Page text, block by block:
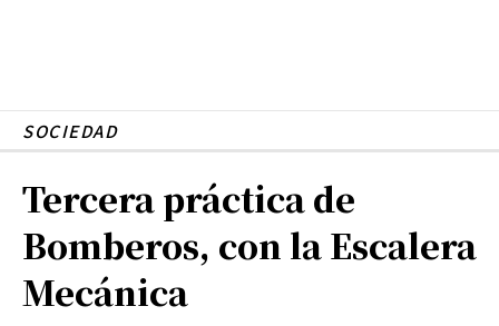
SOCIEDAD
Tercera práctica de
Bomberos, con la Escalera
Mecánica